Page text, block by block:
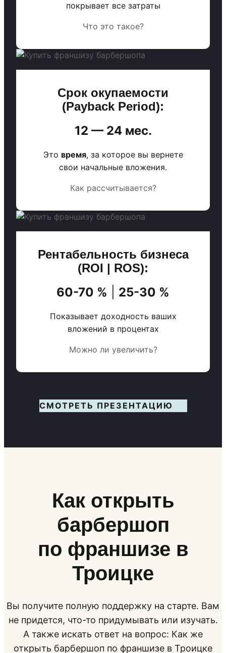
покрывает все затраты
Что это такое?
Срок окупаемости
(Payback Period):
12 — 24 мес.
Это время, за которое вы вернете
свои начальные вложения.
Как рассчитывается?
Рентабельность бизнеса
(ROI | ROS):
60-70 % 25-30 %
Показывает доходность ваших
вложений в процентах
Можно ли увеличить?
СМОТРЕТЬ ПРЕЗЕНТАЦИЮ
Как открыть
барбершоп
по франшизе в
Троицке
Вы получите полную поддержку на старте. Вам
не придется, что-то придумывать или изучать.
А также искать ответ на вопрос: Как же
открыть барбершоп по франшизе в Троицке